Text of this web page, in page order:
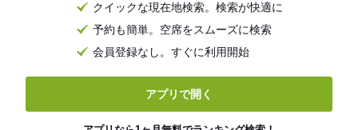
クイックな現在地検索。検索が快適に
予約も簡単。空席をスムーズに検索
会員登録なし。すぐに利用開始
アプリで開く